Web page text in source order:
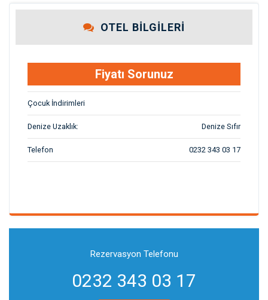
OTEL BILGILERI
Fiyatı Sorunuz
Çocuk İndirimleri
Denize Uzaklık: Denize Sıfır
Telefon 0232 343 03 17
Rezervasyon Telefonu
0232 343 03 17